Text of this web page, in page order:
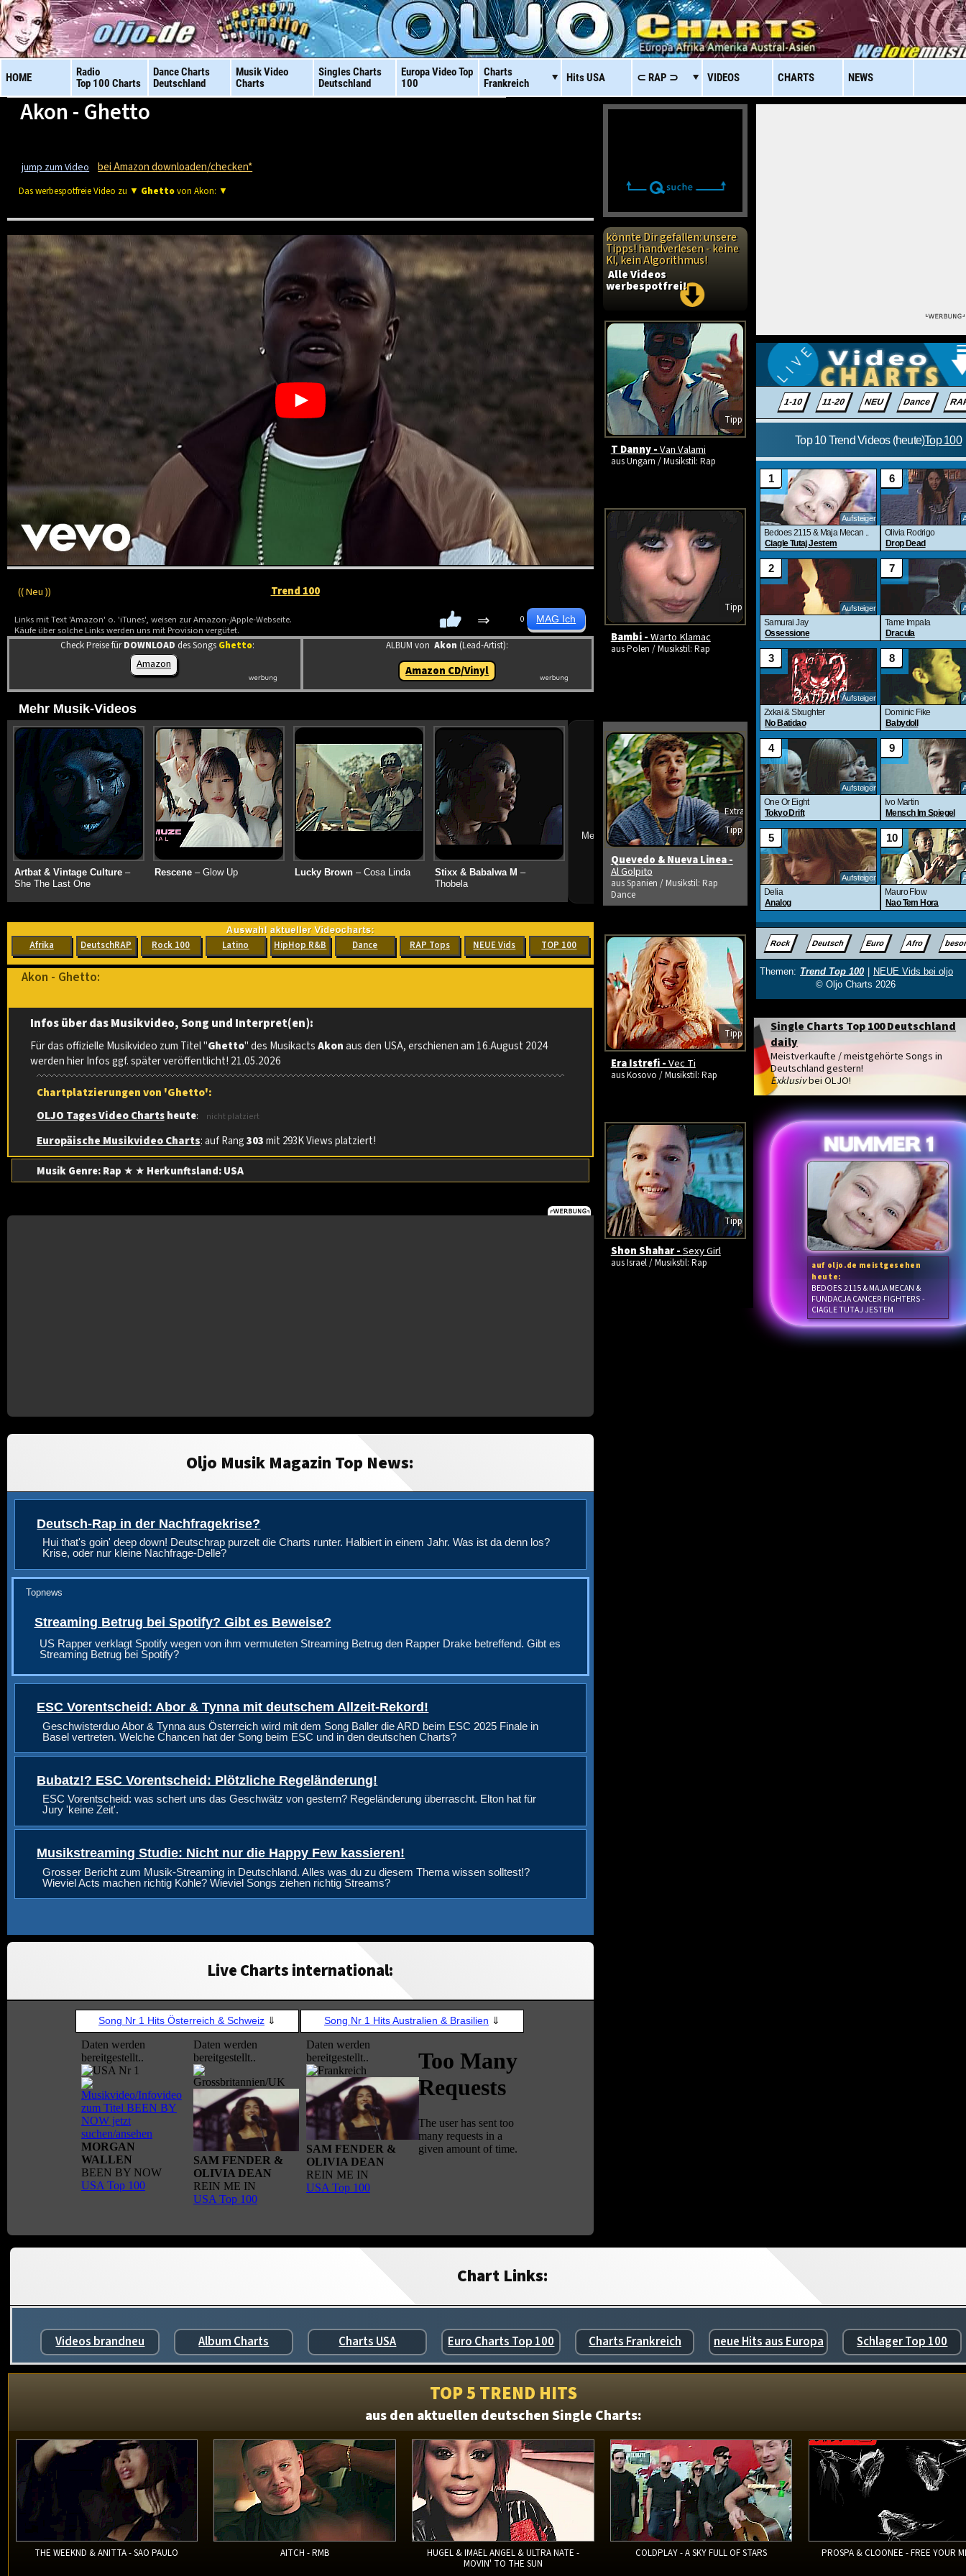
HOME
Radio
Top 100 Charts
Dance Charts
Deutschland
Musik Video
Charts
Singles Charts
Deutschland
Europa VideoTop
100
Charts
Frankreich
HitsUSA ⊂ RAP ⊃ VIDEOS CHARTS NEWS
Akon - Ghetto
jump zum Video bei Amazon downloaden/checken*
Das werbespotfreie Video zu ▼ Ghettovon Akon: ▼
(( Neu )) Trend 100
Links mit Text 'Amazon' o. 'iTunes', weisen zur Amazon-/Apple-Webseite.
Käufe über solche Links werden uns mit Provision vergütet.
⇒ 0
Check Preise fürDOWNLOAD des Songs Ghetto:
Amazon
ALBUM von Akon (Lead-Artist):
Amazon CD/Vinyl
Mehr Musik-Videos
Artbat & Vintage Culture–
She The Last One
Rescene– Glow Up Lucky Brown– Cosa Linda Stixx & Babalwa M –
Thobela
➔
Mehr neue Vids ansehen
Afrika DeutschRAP Rock 100 Latino HipHop R&B Dance RAP Tops NEUE Vids TOP 100
Akon - Ghetto:
Infos über das Musikvideo, Song und Interpret(en):
Für das offizielle Musikvideo zum Titel "Ghetto" des MusikactsAkonaus den USA, erschienen am 16.August 2024
werden hier Infos ggf. später veröffentlicht! 21.05.2026
Chartplatzierungen von 'Ghetto':
OLJO Tages Video Charts heute: nicht platziert
Europäische Musikvideo Charts: auf Rang303mit 293K Views platziert!
Musik Genre: Rap ★ ★ Herkunftsland: USA
Oljo Musik Magazin Top News:
Deutsch-Rap in der Nachfragekrise?
Hui that's goin' deep down! Deutschrap purzelt die Charts runter. Halbiert in einem Jahr. Was ist da denn los?
Krise, oder nur kleine Nachfrage-Delle?
Topnews
Streaming Betrug bei Spotify? Gibt es Beweise?
US Rapper verklagt Spotify wegen von ihm vermuteten Streaming Betrug den Rapper Drake betreffend. Gibt es
Streaming Betrug bei Spotify?
ESC Vorentscheid: Abor & Tynna mit deutschem Allzeit-Rekord!
Geschwisterduo Abor & Tynna aus Österreich wird mit dem Song Baller die ARD beim ESC 2025 Finale in
Basel vertreten. Welche Chancen hat der Song beim ESC und in den deutschen Charts?
Bubatz!? ESC Vorentscheid: Plötzliche Regeländerung!
ESC Vorentscheid: was schert uns das Geschwätz von gestern? Regeländerung überrascht. Elton hat für
Jury 'keine Zeit'.
Musikstreaming Studie: Nicht nur die Happy Few kassieren!
Grosser Bericht zum Musik-Streaming in Deutschland. Alles was du zu diesem Thema wissen solltest!?
Wieviel Acts machen richtig Kohle? Wieviel Songs ziehen richtig Streams?
Live Charts international:
Single Charts Top 100 Deutschland
daily
Meistverkaufte / meistgehörte Songs in
Deutschland gestern!
Exklusivbei OLJO!
auf oljo.de meistgesehen
heute:
BEDOES 2115 & MAJA MECAN &
FUNDACJA CANCER FIGHTERS -
CIAGLE TUTAJ JESTEM
könnte Dir gefallen: unsere
Tipps! handverlesen - keine
KI, kein Algorithmus!
Alle Videos
werbespotfrei!
Tipp
T Danny -Van Valami
aus Ungarn / Musikstil: Rap
Tipp
Bambi -Warto Klamac
aus Polen / Musikstil: Rap
Extra
Tipp
Quevedo & Nueva Linea -
Al Golpito
aus Spanien / Musikstil: Rap
Dance
Tipp
Era Istrefi -Vec Ti
aus Kosovo / Musikstil: Rap
Tipp
Shon Shahar -Sexy Girl
aus Israel / Musikstil: Rap
Chart Links:
Videos brandneu Album Charts Charts USA Euro Charts Top 100 Charts Frankreich neue Hits aus Europa Schlager Top 100
TOP 5 TREND HITS
aus den aktuellen deutschen Single Charts:
THE WEEKND & ANITTA - SAO PAULO AITCH - RMB
HUGEL & IMAEL ANGEL & ULTRA NATE -
MOVIN' TO THE SUN
COLDPLAY - A SKY FULL OF STARS PROSPA & CLOONEE - FREE YOUR